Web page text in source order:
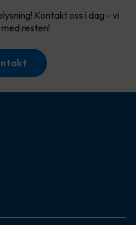
Kontakt oss i dag - vi
resten!